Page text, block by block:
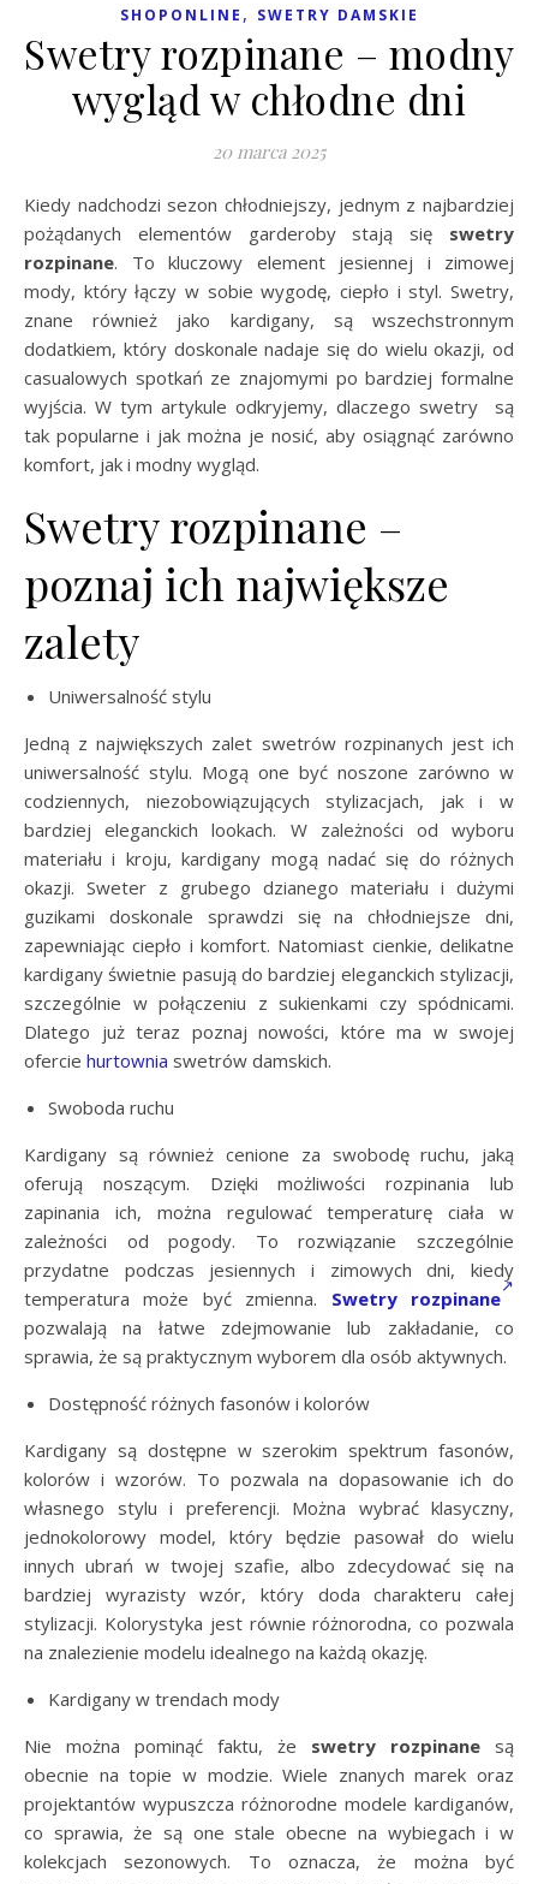
SHOPONLINE , SWETRY DAMSKIE
Swetry rozpinane – modny
wygląd w chłodne dni
20 marca 2025
Kiedy nadchodzi sezon chłodniejszy, jednym z najbardziej
pożądanych elementów garderoby stają się swetry
rozpinane. To kluczowy element jesiennej i zimowej
mody, który łączy w sobie wygodę, ciepło i styl. Swetry,
znane również jako kardigany, są wszechstronnym
dodatkiem, który doskonale nadaje się do wielu okazji, od
casualowych spotkań ze znajomymi po bardziej formalne
wyjścia. W tym artykule odkryjemy, dlaczego swetry są
tak popularne i jak można je nosić, aby osiągnąć zarówno
komfort, jak i modny wygląd.
Swetry rozpinane –
poznaj ich największe
zalety
Uniwersalność stylu
Jedną z największych zalet swetrów rozpinanych jest ich
uniwersalność stylu. Mogą one być noszone zarówno w
codziennych, niezobowiązujących stylizacjach, jak i w
bardziej eleganckich lookach. W zależności od wyboru
materiału i kroju, kardigany mogą nadać się do różnych
okazji. Sweter z grubego dzianego materiału i dużymi
guzikami doskonale sprawdzi się na chłodniejsze dni,
zapewniając ciepło i komfort. Natomiast cienkie, delikatne
kardigany świetnie pasują do bardziej eleganckich stylizacji,
szczególnie w połączeniu z sukienkami czy spódnicami.
Dlatego już teraz poznaj nowości, które ma w swojej
ofercie hurtownia swetrów damskich.
Swoboda ruchu
Kardigany są również cenione za swobodę ruchu, jaką
oferują noszącym. Dzięki możliwości rozpinania lub
zapinania ich, można regulować temperaturę ciała w
zależności od pogody. To rozwiązanie szczególnie
przydatne podczas jesiennych i zimowych dni, kiedy
temperatura może być zmienna. Swetry rozpinane
pozwalają na łatwe zdejmowanie lub zakładanie, co
sprawia, że są praktycznym wyborem dla osób aktywnych.
Dostępność różnych fasonów i kolorów
Kardigany są dostępne w szerokim spektrum fasonów,
kolorów i wzorów. To pozwala na dopasowanie ich do
własnego stylu i preferencji. Można wybrać klasyczny,
jednokolorowy model, który będzie pasował do wielu
innych ubrań w twojej szafie, albo zdecydować się na
bardziej wyrazisty wzór, który doda charakteru całej
stylizacji. Kolorystyka jest równie różnorodna, co pozwala
na znalezienie modelu idealnego na każdą okazję.
Kardigany w trendach mody
Nie można pominąć faktu, że swetry rozpinane są
obecnie na topie w modzie. Wiele znanych marek oraz
projektantów wypuszcza różnorodne modele kardiganów,
co sprawia, że są one stale obecne na wybiegach i w
kolekcjach sezonowych. To oznacza, że można być